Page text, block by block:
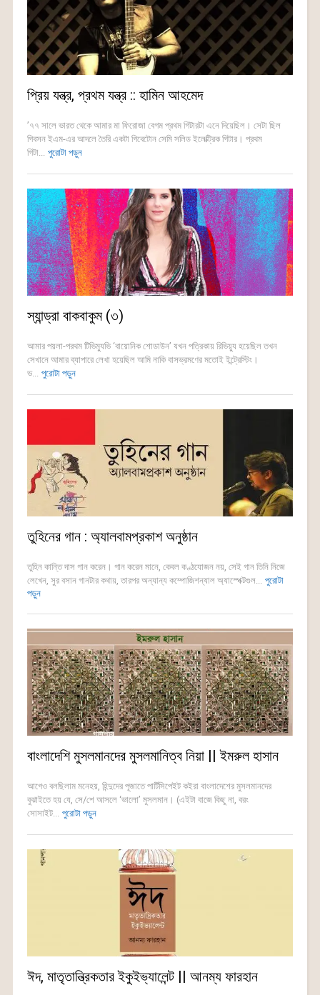
প্রিয় যন্ত্র, প্রথম যন্ত্র :: হামিন আহমেদ
’৭৭ সালে ভারত থেকে আমার মা ফিরোজা বেগম প্রথম গিটারটা এনে দিয়েছিল। সেটা ছিল
গিবসন ইএম-এর আদলে তৈরি একটা গিবেটোন সেমি সলিড ইলেক্ট্রিক গিটার। প্রথম
গিটা... পুরোটা পড়ুন
স্যান্ড্রা বাকবাকুম (৩)
আমার পয়লা-পরথম টিভিম্যুভি ‘বায়োনিক শোডাউন’ যখন পত্রিকায় রিভিয়্যু হয়েছিল তখন
সেখানে আমার ব্যাপারে লেখা হয়েছিল আমি নাকি বাসভ্রমণের মতোই ইন্ট্রেস্টিং।
ভ... পুরোটা পড়ুন
তুহিনের গান : অ্যালবামপ্রকাশ অনুষ্ঠান
তুহিন কান্তি দাস গান করেন। গান করেন মানে, কেবল কণ্ঠযোজন নয়, সেই গান তিনি নিজে
লেখেন, সুর বসান গানটার কথায়, তারপর অন্যান্য কম্পোজিশন্যাল অ্যাস্পেক্টগুল... পুরোটা
পড়ুন
বাংলাদেশি মুসলমানদের মুসলমানিত্ব নিয়া || ইমরুল হাসান
আগেও বলছিলাম মনেহয়, হিন্দুদের পূজাতে পার্টিসিপেইট কইরা বাংলাদেশের মুসলমানদের
বুঝাইতে হয় যে, সে/শে আসলে ‘ভালো’ মুসলমান। (এইটা বাজে কিছু না, বরং
সোসাইট... পুরোটা পড়ুন
ঈদ, মাতৃতান্ত্রিকতার ইকুইভ্যালেন্ট || আনম্য ফারহান